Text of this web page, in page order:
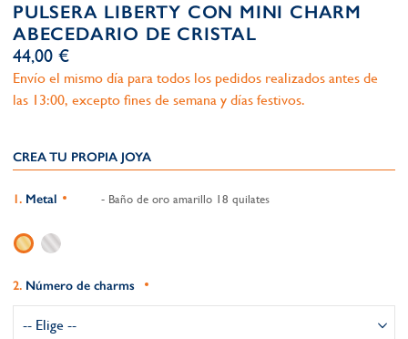
PULSERA LIBERTY CON MINI CHARM
ABECEDARIO DE CRISTAL
44,00 €
Envío el mismo día para todos los pedidos realizados antes de
las 13:00, excepto fines de semana y días festivos.
CREA TU PROPIA JOYA
Metal - Baño de oro amarillo 18 quilates
Número de charms